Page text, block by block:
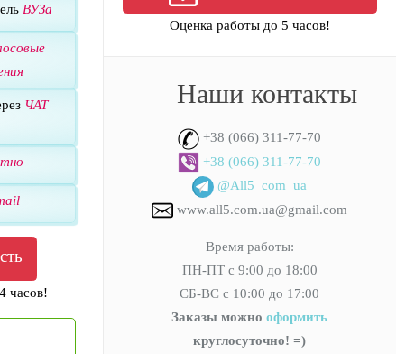
ВУЗа
ЧАТ
часов!
Оценка работы до 5 часов!
Наши контакты
+38 (066) 311-77-70
+38 (066) 311-77-70
@All5_com_ua
www.all5.com.ua@gmail.com
Время работы:
ПН-ПТ с 9:00 до 18:00
СБ-ВС с 10:00 до 17:00
Заказы можнооформить
круглосуточно! =)